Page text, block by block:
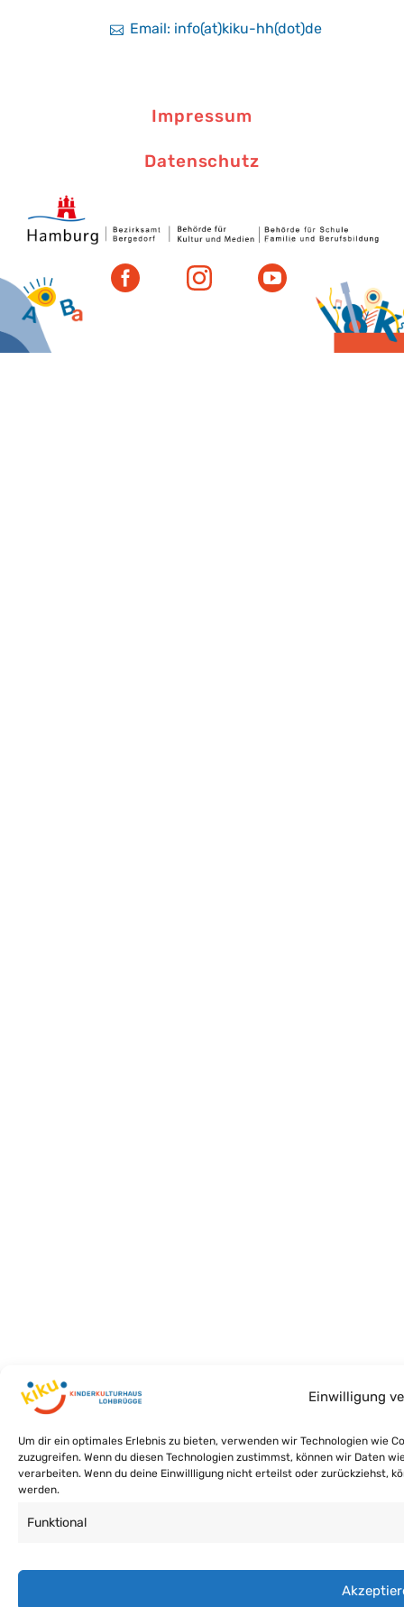
Einwilligung
Um dir ein optimales Erlebnis zu bieten, verwenden wir Technologien wie
zuzugreifen. Wenn du diesen Technologien zustimmst, können wir Daten
verarbeiten. Wenn du deine Einwillligung nicht erteilst oder zurückziehst,
werden.
Funktional
Email: info(at)kiku-hh(dot)de
Impressum
Datenschutz